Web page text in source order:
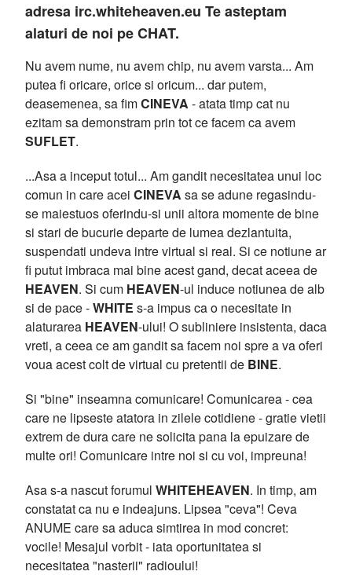
adresa irc.whiteheaven.eu Te asteptam
alaturi de noi pe CHAT.
Nu avem nume, nu avem chip, nu avem varsta... Am
putea fi oricare, orice si oricum... dar putem,
deasemenea, sa fimCINEVA - atata timp cat nu
ezitam sa demonstram prin tot ce facem ca avem
SUFLET.
...Asa a inceput totul... Am gandit necesitatea unui loc
comun in care acei CINEVA sa se adune regasindu-
se maiestuos oferindu-si unii altora momente de bine
si stari de bucurie departe de lumea dezlantuita,
suspendati undeva intre virtual si real. Si ce notiune ar
fi putut imbraca mai bine acest gand, decat aceea de
HEAVEN. Si cum HEAVEN-ul induce notiunea de alb
si de pace -WHITE s-a impus ca o necesitate in
alaturarea HEAVEN-ului! O subliniere insistenta, daca
vreti, a ceea ce am gandit sa facem noi spre a va oferi
voua acest colt de virtual cu pretentii de BINE.
Si "bine" inseamna comunicare! Comunicarea - cea
care ne lipseste atatora in zilele cotidiene - gratie vietii
extrem de dura care ne solicita pana la epuizare de
multe ori! Comunicare intre noi si cu voi, impreuna!
Asa s-a nascut forumul WHITEHEAVEN. In timp, am
constatat ca nu e indeajuns. Lipsea "ceva"! Ceva
ANUME care sa aduca simtirea in mod concret:
vocile! Mesajul vorbit - iata oportunitatea si
necesitatea "nasterii" radioului!